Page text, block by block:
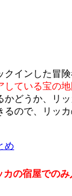
インした冒険
している宝の
かどうか、リ
るので、リッ
め
カの宿屋でのみ